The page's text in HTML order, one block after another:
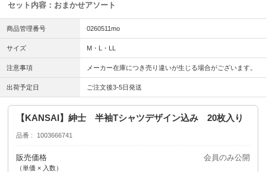
セット内容：おまかせアソート
商品管理番号 0260511mo
サイズ M・L・LL
注意事項 メーカー在庫につき売り違いが生じる場合がございます。
出荷予定日 ご注文後3-5日発送
【KANSAI】紳士 半袖Tシャツデザイン込み 20枚入り
品番 1003666741
販売価格
（単価 × 入数）
会員のみ公開